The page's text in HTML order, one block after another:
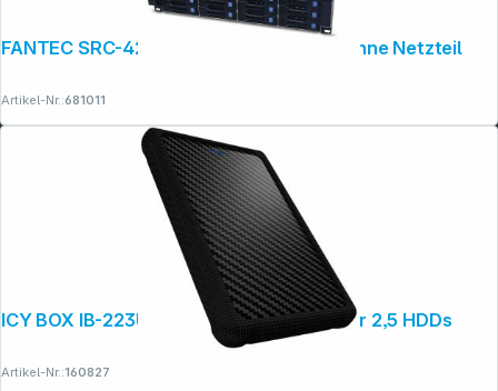
FANTEC SRC-4240X07 24xSAS&SATA ohne Netzteil
Artikel-Nr.:681011
ICY BOX IB-223U3a Externes Gehäuse für 2,5 HDDs
Artikel-Nr.:160827
Rechtliches